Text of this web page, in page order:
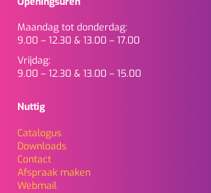
Maandag tot donderdag:
9.00 – 12.30 & 13.00 – 17.00
Vrijdag:
9.00 – 12.30 & 13.00 – 15.00
Nuttig
Catalogus
Downloads
Contact
Afspraak maken
Webmail